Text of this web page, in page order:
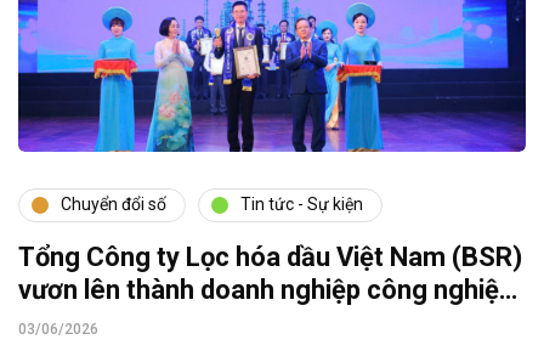
Chuyển đổi số Tin tức - Sự kiện
Tổng Công ty Lọc hóa dầu Việt Nam (BSR)
vươn lên thành doanh nghiệp công nghiệp
số
03/06/2026